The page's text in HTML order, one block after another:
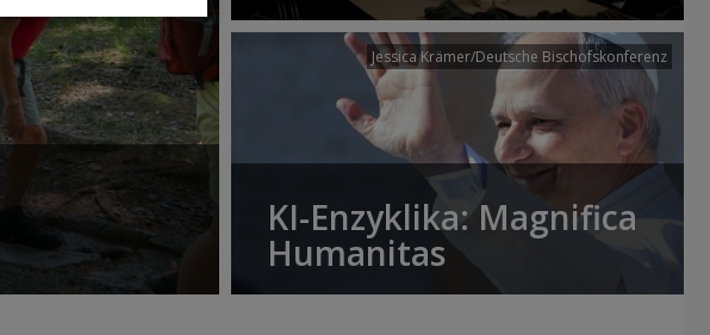
Jessica Krämer/Deutsche Bischofskonferenz
KI-Enzyklika: Magnifica
Humanitas